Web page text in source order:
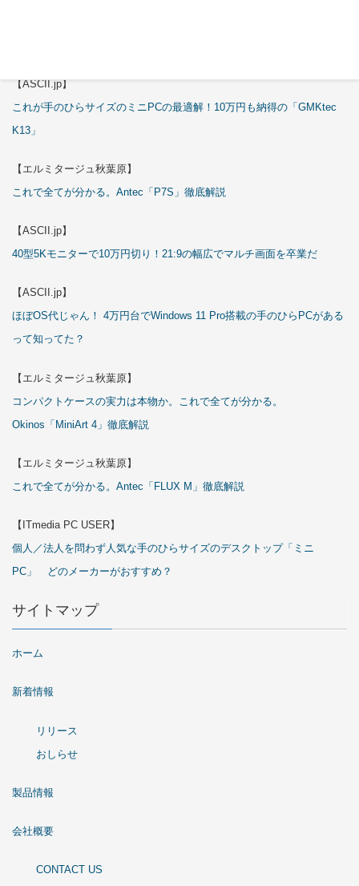
【ASCII.jp】
これが手のひらサイズのミニPCの最適解！10万円も納得の「GMKtec
K13」
【エルミタージュ秋葉原】
これで全てが分かる。Antec「P7S」徹底解説
【ASCII.jp】
40型5Kモニターで10万円切り！21:9の幅広でマルチ画面を卒業だ
【ASCII.jp】
ほぼOS代じゃん！ 4万円台でWindows 11 Pro搭載の手のひらPCがある
って知ってた？
【エルミタージュ秋葉原】
コンパクトケースの実力は本物か。これで全てが分かる。
Okinos「MiniArt 4」徹底解説
【エルミタージュ秋葉原】
これで全てが分かる。Antec「FLUX M」徹底解説
【ITmedia PC USER】
個人／法人を問わず人気な手のひらサイズのデスクトップ「ミニ
PC」 どのメーカーがおすすめ？
サイトマップ
ホーム
新着情報
リリース
おしらせ
製品情報
会社概要
CONTACT US